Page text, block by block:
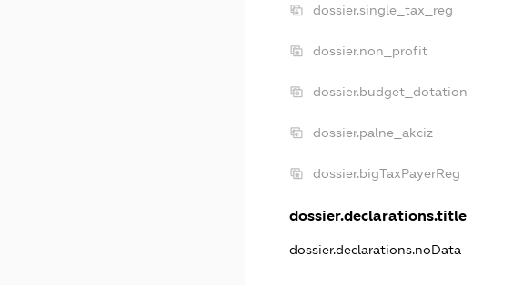
dossier.single_tax_reg
dossier.non_profit
dossier.budget_dotation
dossier.palne_akciz
dossier.bigTaxPayerReg
dossier.declarations.title
dossier.declarations.noData